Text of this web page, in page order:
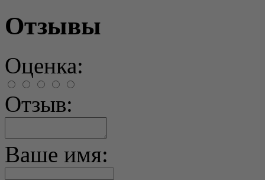
Отзывы
Оценка:
Отзыв:
Ваше имя: